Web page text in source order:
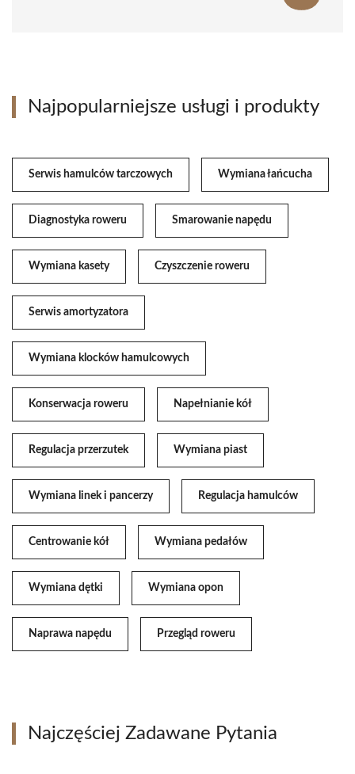
Najpopularniejsze usługi i produkty
Serwis hamulców tarczowych Wymiana łańcucha
Diagnostyka roweru Smarowanie napędu
Wymiana kasety Czyszczenie roweru
Serwis amortyzatora
Wymiana klocków hamulcowych
Konserwacja roweru Napełnianie kół
Regulacja przerzutek Wymiana piast
Wymiana linek i pancerzy Regulacja hamulców
Centrowanie kół Wymiana pedałów
Wymiana dętki Wymiana opon
Naprawa napędu Przegląd roweru
Najczęściej Zadawane Pytania